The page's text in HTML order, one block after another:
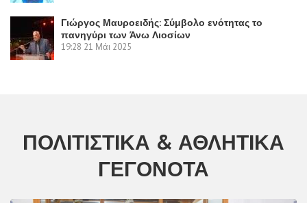
Γιώργος Μαυροειδής: Σύμβολο ενότητας το
πανηγύρι των Άνω Λιοσίων
19:28 21 Μάι 2025
ΠΟΛΙΤΙΣΤΙΚΆ & ΑΘΛΗΤΙΚΆ
ΓΕΓΟΝΌΤΑ